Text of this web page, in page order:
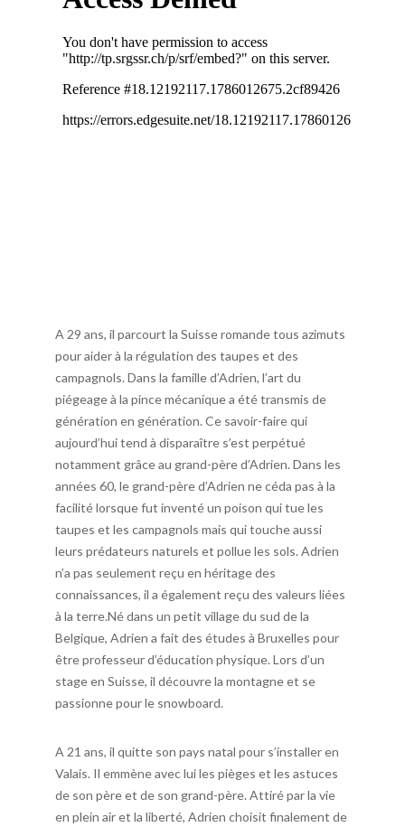
A 29 ans, il parcourt la Suisse romande tous azimuts
pour aider à la régulation des taupes et des
campagnols. Dans la famille d’Adrien, l’art du
piégeage à la pince mécanique a été transmis de
génération en génération. Ce savoir-faire qui
aujourd’hui tend à disparaître s’est perpétué
notamment grâce au grand-père d’Adrien. Dans les
années 60, le grand-père d’Adrien ne céda pas à la
facilité lorsque fut inventé un poison qui tue les
taupes et les campagnols mais qui touche aussi
leurs prédateurs naturels et pollue les sols. Adrien
n’a pas seulement reçu en héritage des
connaissances, il a également reçu des valeurs liées
à la terre.Né dans un petit village du sud de la
Belgique, Adrien a fait des études à Bruxelles pour
être professeur d’éducation physique. Lors d’un
stage en Suisse, il découvre la montagne et se
passionne pour le snowboard.
A 21 ans, il quitte son pays natal pour s’installer en
Valais. Il emmène avec lui les pièges et les astuces
de son père et de son grand-père. Attiré par la vie
en plein air et la liberté, Adrien choisit finalement de